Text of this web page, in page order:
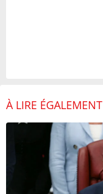
À LIRE ÉGALEMENT